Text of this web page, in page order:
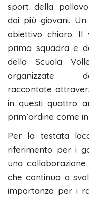
sport della
dai più giovani.
obiettivo chiaro. Il
prima squadra e
della Scuola
organizzate
raccontate
in questi quattro
prim’ordine come
Per la testata
riferimento per i
una
che continua a
importanza per i